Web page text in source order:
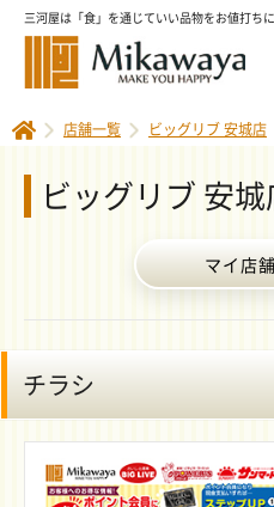
三河屋は「食」を通じていい品物をお値打ち
店舗一覧 ビッグリブ 安城店
ビッグリブ 安城
マイ店
チラシ